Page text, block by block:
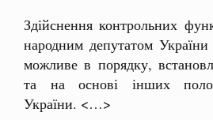
Здійснення контрольних
народним депутатом України
можливе в порядку,
та на основі інших
України. <…>